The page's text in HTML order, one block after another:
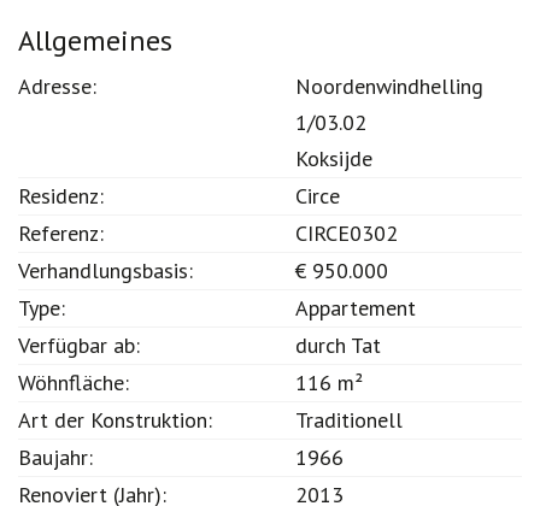
Eigenschaften
Allgemeines
Noordenwindhelling
1/03.02
Koksijde
Residenz:
Circe
Referenz:
CIRCE0302
Verhandlungsbasis:
€ 950.000
Type:
Appartement
Verfügbar ab:
durch Tat
Wöhnfläche:
116 m²
Art der Konstruktion:
Traditionell
Baujahr:
1966